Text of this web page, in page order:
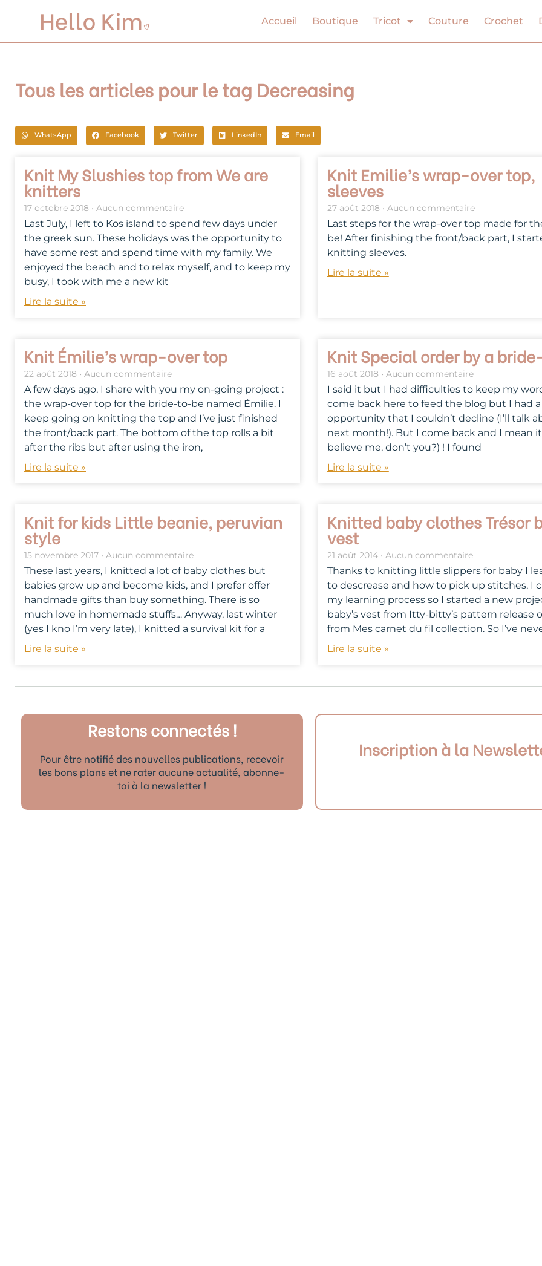
Accueil Boutique Tricot Couture Crochet
Tous les articles pour le tag Decreasing
WhatsApp Facebook Twitter LinkedIn Email
Knit My Slushies top from We are
knitters
17 octobre 2018 Aucun commentaire
Last July, I left to Kos island to spend few days under
the greek sun. These holidays was the opportunity to
have some rest and spend time with my family. We
enjoyed the beach and to relax myself, and to keep my
busy, I took with me a new kit
Lire la suite »
Knit Emilie’s wrap-over top,
sleeves
27 août 2018 Aucun commentaire
Last steps for the wrap-over top made for
be! After finishing the front/back part, I
knitting sleeves.
Lire la suite »
Knit Émilie’s wrap-over top
22 août 2018 Aucun commentaire
A few days ago, I share with you my on-going project :
the wrap-over top for the bride-to-be named Émilie. I
keep going on knitting the top and I’ve just finished
the front/back part. The bottom of the top rolls a bit
after the ribs but after using the iron,
Lire la suite »
Knit Special order by a
16 août 2018 Aucun commentaire
I said it but I had difficulties to keep my
come back here to feed the blog but I had a
opportunity that I couldn’t decline (I’ll talk
next month!). But I come back and I mean
believe me, don’t you?) ! I found
Lire la suite »
Knit for kids Little beanie, peruvian
style
15 novembre 2017 Aucun commentaire
These last years, I knitted a lot of baby clothes but
babies grow up and become kids, and I prefer offer
handmade gifts than buy something. There is so
much love in homemade stuffs… Anyway, last winter
(yes I kno I’m very late), I knitted a survival kit for a
Lire la suite »
Knitted baby clothes Trésor
vest
21 août 2014 Aucun commentaire
Thanks to knitting little slippers for baby I
to descrease and how to pick up stitches, I
my learning process so I started a new
baby’s vest from Itty-bitty’s pattern release
from Mes carnet du fil collection. So I’ve
Lire la suite »
Restons connectés !
Pour être notifié des nouvelles publications, recevoir
les bons plans et ne rater aucune actualité, abonne-
toi à la newsletter !
Inscription à la